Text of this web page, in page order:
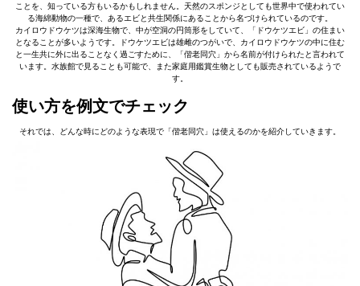
ことを、知っている方もいるかもしれません。天然のスポンジとしても世界中で使われてい
る海綿動物の一種で、あるエビと共生関係にあることから名づけられているのです。
カイロウドウケツは深海生物で、中が空洞の円筒形をしていて、「ドウケツエビ」の住まい
となることが多いようです。ドウケツエビは雄雌のつがいで、カイロウドウケツの中に住む
と一生共に外に出ることなく過ごすために、「偕老同穴」から名前が付けられたと言われて
います。水族館で見ることも可能で、また家庭用鑑賞生物としても販売されているようで
す。
使い⽅を例⽂でチェック
それでは、どんな時にどのような表現で「偕老同穴」は使えるのかを紹介していきます。